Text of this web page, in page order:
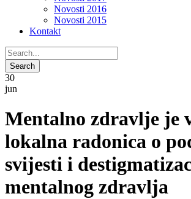
Novosti 2016
Novosti 2015
Kontakt
30
jun
Mentalno zdravlje je
lokalna radonica o
svijesti i
mentalnog zdravlja